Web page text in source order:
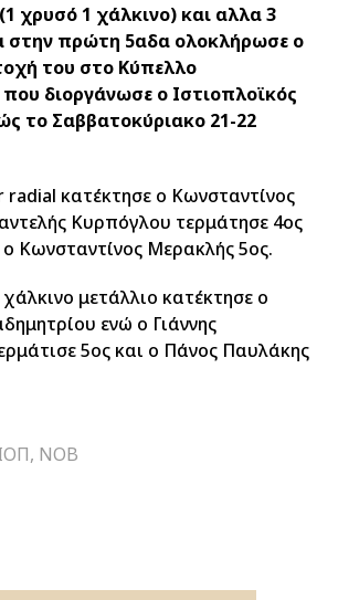
χρυσό 1 χάλκινο) και αλλα 3
στην πρώτη 5αδα ολοκλήρωσε ο
του στο Κύπελλο
διοργάνωσε ο Ιστιοπλοϊκός
το Σαββατοκύριακο 21-22
κατέκτησε ο Κωνσταντίνος
Κυρπόγλου τερμάτησε 4ος
Κωνσταντίνος Μερακλής 5ος.
μετάλλιο κατέκτησε ο
ενώ ο Γιάννης
5ος και ο Πάνος Παυλάκης
, ΝΟΒ